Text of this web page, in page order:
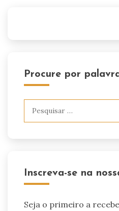
Procure por
Inscreva-se na
Seja o primeiro a